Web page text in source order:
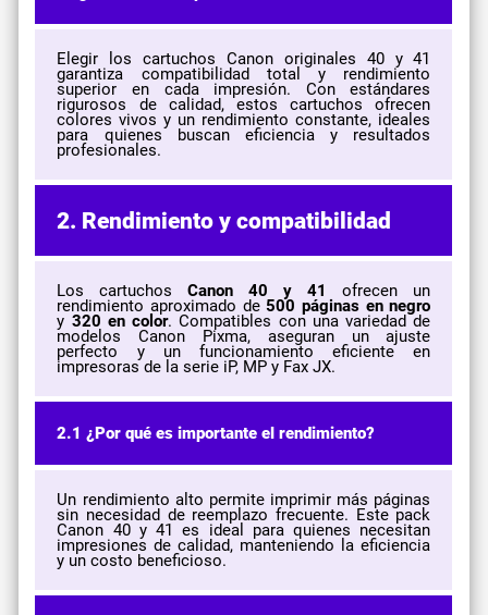
Elegir los cartuchos Canon originales 40 y 41
garantiza compatibilidad total y rendimiento
superior en cada impresión. Con estándares
rigurosos de calidad, estos cartuchos ofrecen
colores vivos y un rendimiento constante, ideales
para quienes buscan eficiencia y resultados
profesionales.
2. Rendimiento y compatibilidad
Los cartuchosCanon 40 y 41 ofrecen un
rendimiento aproximado de500 páginas en negro
y 320 en color. Compatibles con una variedad de
modelos Canon Pixma, aseguran un ajuste
perfecto y un funcionamiento eficiente en
impresoras de la serie iP, MP y Fax JX.
2.1 ¿Por qué es importante el rendimiento?
Un rendimiento alto permite imprimir más páginas
sin necesidad de reemplazo frecuente. Este pack
Canon 40 y 41 es ideal para quienes necesitan
impresiones de calidad, manteniendo la eficiencia
y un costo beneficioso.